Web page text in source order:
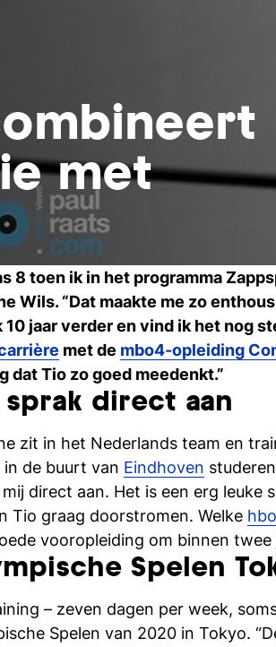
met
8 toen ik in het programma
Wils. “Dat maakte me zo
10 jaar verder en vind ik het nog
met de mbo4-opleiding
dat Tio zo goed meedenkt.”
sprak direct aan
zit in het Nederlands team en
in de buurt van Eindhoven
direct aan. Het is een erg
Tio graag doorstromen. Welke
vooropleiding om binnen
Spelen
– zeven dagen per week,
Spelen van 2020 in Tokyo.